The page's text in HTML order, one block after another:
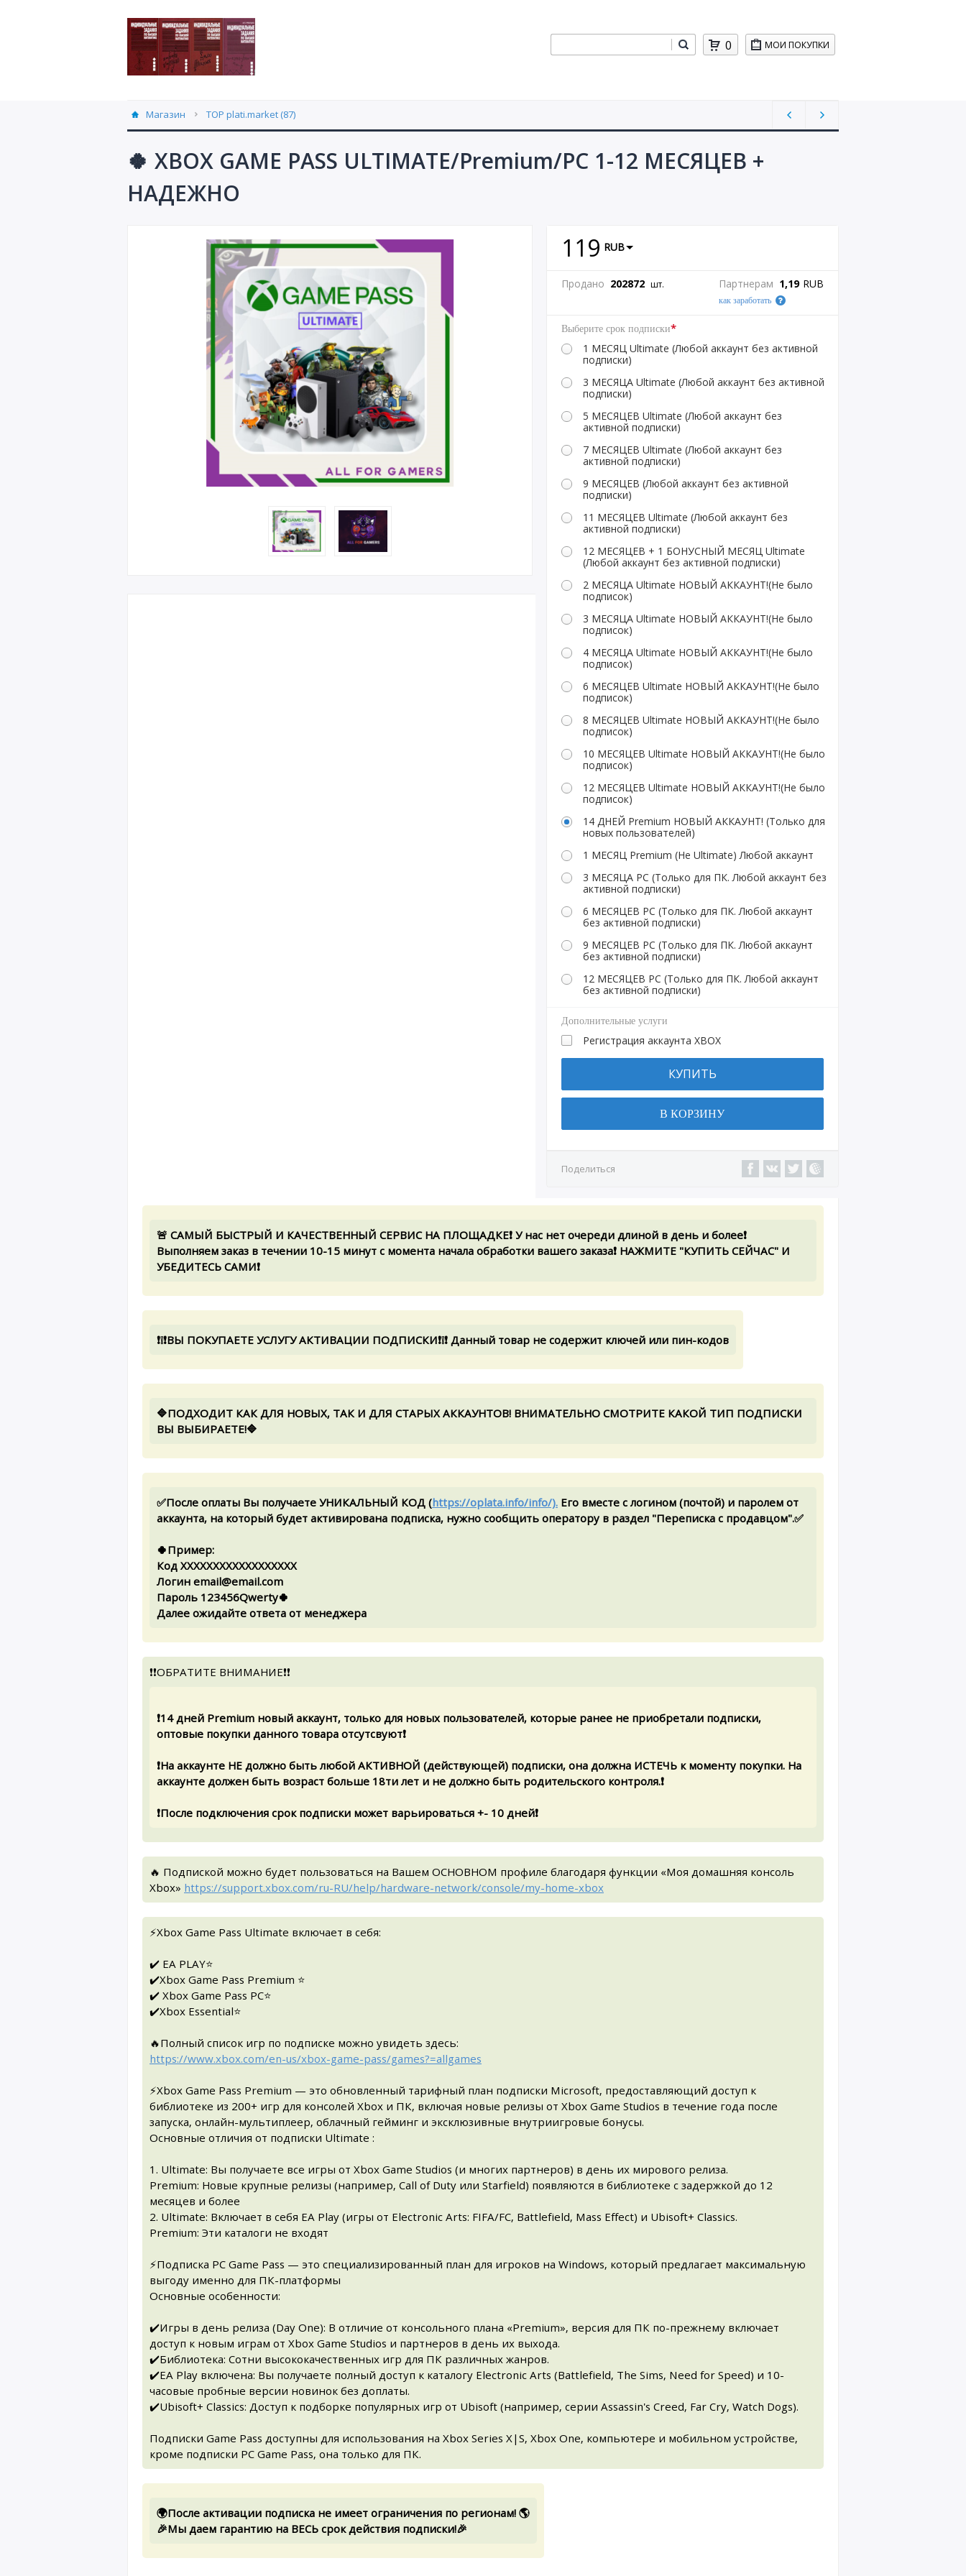
МОИ ПОКУПКИ
0
Магазин TOP plati.market (87)
🍀 XBOX GAME PASS ULTIMATE/Premium/PC 1-12 МЕСЯЦЕВ +
НАДЕЖНО
119 RUB
Продано 202872 шт. Партнерам 1,19 RUB
как заработать
Выберите срок подписки*
1 МЕСЯЦ Ultimate (Любой аккаунт без активной
подписки)
3 МЕСЯЦА Ultimate (Любой аккаунт без активной
подписки)
5 МЕСЯЦЕВ Ultimate (Любой аккаунт без
активной подписки)
7 МЕСЯЦЕВ Ultimate (Любой аккаунт без
активной подписки)
9 МЕСЯЦЕВ (Любой аккаунт без активной
подписки)
11 МЕСЯЦЕВ Ultimate (Любой аккаунт без
активной подписки)
12 МЕСЯЦЕВ + 1 БОНУСНЫЙ МЕСЯЦ Ultimate
(Любой аккаунт без активной подписки)
2 МЕСЯЦА Ultimate НОВЫЙ АККАУНТ!(Не было
подписок)
3 МЕСЯЦА Ultimate НОВЫЙ АККАУНТ!(Не было
подписок)
4 МЕСЯЦА Ultimate НОВЫЙ АККАУНТ!(Не было
подписок)
6 МЕСЯЦЕВ Ultimate НОВЫЙ АККАУНТ!(Не было
подписок)
8 МЕСЯЦЕВ Ultimate НОВЫЙ АККАУНТ!(Не было
подписок)
10 МЕСЯЦЕВ Ultimate НОВЫЙ АККАУНТ!(Не было
подписок)
12 МЕСЯЦЕВ Ultimate НОВЫЙ АККАУНТ!(Не было
подписок)
14 ДНЕЙ Premium НОВЫЙ АККАУНТ! (Только для
новых пользователей)
1 МЕСЯЦ Premium (Не Ultimate) Любой аккаунт
3 МЕСЯЦА PC (Только для ПК. Любой аккаунт без
активной подписки)
6 МЕСЯЦЕВ PC (Только для ПК. Любой аккаунт
без активной подписки)
9 МЕСЯЦЕВ PC (Только для ПК. Любой аккаунт
без активной подписки)
12 МЕСЯЦЕВ PC (Только для ПК. Любой аккаунт
без активной подписки)
Дополнительные услуги
Регистрация аккаунта XBOX
КУПИТЬ
В КОРЗИНУ
Поделиться
🚨 САМЫЙ БЫСТРЫЙ И КАЧЕСТВЕННЫЙ СЕРВИС НА ПЛОЩАДКЕ❗️ У нас нет очереди длиной в день и более❗️
Выполняем заказ в течении 10-15 минут с момента начала обработки вашего заказа❗️ НАЖМИТЕ "КУПИТЬ СЕЙЧАС" И
УБЕДИТЕСЬ САМИ❗️
❗❕❗ВЫ ПОКУПАЕТЕ УСЛУГУ АКТИВАЦИИ ПОДПИСКИ❗❕❗ Данный товар не содержит ключей или пин-кодов
🔷ПОДХОДИТ КАК ДЛЯ НОВЫХ, ТАК И ДЛЯ СТАРЫХ АККАУНТОВ! ВНИМАТЕЛЬНО СМОТРИТЕ КАКОЙ ТИП ПОДПИСКИ
ВЫ ВЫБИРАЕТЕ!🔷
✅После оплаты Вы получаете УНИКАЛЬНЫЙ КОД (https://oplata.info/info/). Его вместе с логином (почтой) и паролем от
аккаунта, на который будет активирована подписка, нужно сообщить оператору в раздел "Переписка с продавцом".✅
🍀Пример:
Код ХХХХХХХХХХХХХХХХХХ
Логин email@email.com
Пароль 123456Qwerty🍀
Далее ожидайте ответа от менеджера
❗❗ОБРАТИТЕ ВНИМАНИЕ❗❗
❗14 дней Premium новый аккаунт, только для новых пользователей, которые ранее не приобретали подписки,
оптовые покупки данного товара отсутсвуют❗
❗На аккаунте НЕ должно быть любой АКТИВНОЙ (действующей) подписки, она должна ИСТЕЧЬ к моменту покупки. На
аккаунте должен быть возраст больше 18ти лет и не должно быть родительского контроля.❗
❗После подключения срок подписки может варьироваться +- 10 дней❗
🔥 Подпиской можно будет пользоваться на Вашем ОСНОВНОМ профиле благодаря функции «Моя домашняя консоль
Xbox» https://support.xbox.com/ru-RU/help/hardware-network/console/my-home-xbox
⚡Xbox Game Pass Ultimate включает в себя:
✔️ EA PLAY⭐
✔️Xbox Game Pass Premium ⭐
✔️ Xbox Game Pass PC⭐
✔️Xbox Essential⭐
🔥Полный список игр по подписке можно увидеть здесь:
https://www.xbox.com/en-us/xbox-game-pass/games?=allgames
⚡Xbox Game Pass Premium — это обновленный тарифный план подписки Microsoft, предоставляющий доступ к
библиотеке из 200+ игр для консолей Xbox и ПК, включая новые релизы от Xbox Game Studios в течение года после
запуска, онлайн-мультиплеер, облачный гейминг и эксклюзивные внутриигровые бонусы.
Основные отличия от подписки Ultimate :
1. Ultimate: Вы получаете все игры от Xbox Game Studios (и многих партнеров) в день их мирового релиза.
Premium: Новые крупные релизы (например, Call of Duty или Starfield) появляются в библиотеке с задержкой до 12
месяцев и более
2. Ultimate: Включает в себя EA Play (игры от Electronic Arts: FIFA/FC, Battlefield, Mass Effect) и Ubisoft+ Classics.
Premium: Эти каталоги не входят
⚡Подписка PC Game Pass — это специализированный план для игроков на Windows, который предлагает максимальную
выгоду именно для ПК-платформы
Основные особенности:
✔️Игры в день релиза (Day One): В отличие от консольного плана «Premium», версия для ПК по-прежнему включает
доступ к новым играм от Xbox Game Studios и партнеров в день их выхода.
✔️Библиотека: Сотни высококачественных игр для ПК различных жанров.
✔️EA Play включена: Вы получаете полный доступ к каталогу Electronic Arts (Battlefield, The Sims, Need for Speed) и 10-
часовые пробные версии новинок без доплаты.
✔️Ubisoft+ Classics: Доступ к подборке популярных игр от Ubisoft (например, серии Assassin's Creed, Far Cry, Watch Dogs).
Подписки Game Pass доступны для использования на Xbox Series X|S, Xbox One, компьютере и мобильном устройстве,
кроме подписки PC Game Pass, она только для ПК.
🌍После активации подписка не имеет ограничения по регионам! 🌎
🎉Мы даем гарантию на ВЕСЬ срок действия подписки!🎉